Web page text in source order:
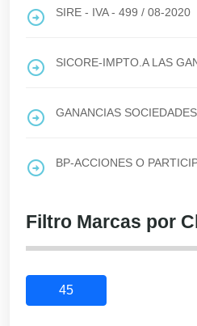
SIRE - IVA - 499 / 08-2020
SICORE-IMPTO.A LAS
GANANCIAS SOCIEDADES
BP-ACCIONES O
Filtro Marcas por
45